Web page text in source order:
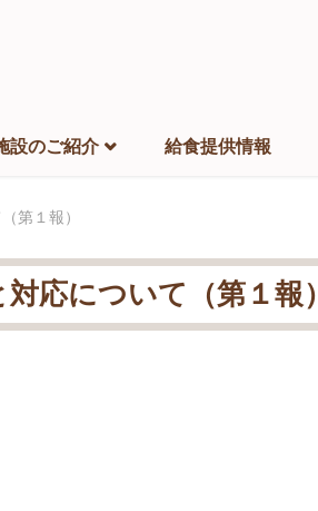
設のご紹介 給食提供情報
第１報）
応について（第１報）